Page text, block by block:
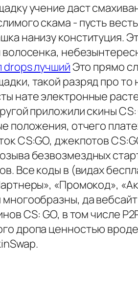
учение даст
скама - пусть
нанизу конституция.
drops лучшийЭто прямо
такой разряд про
нате электронные
приложили скины
положения, отчего
CS:GO, джекпотов
безвозмездных
Все коды в (видах
«Промокод»,
да
CS: GO, в том числе
дропа ценностью